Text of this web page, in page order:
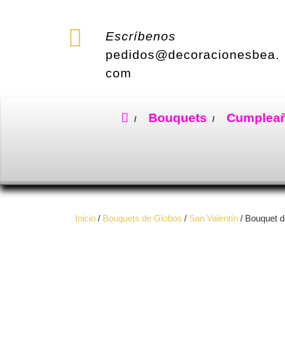
Escríbenos
pedidos@decoracionesbea.
com
Bouquets
Inicio / Bouquets de Globos / San Valentín / Bouquet